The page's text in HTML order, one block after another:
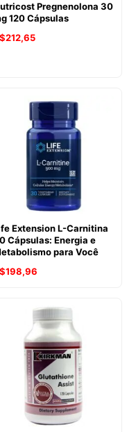
Pregnenolona 30
120 Cápsulas
212,65
Extension L-Carnitina
Cápsulas: Energia e
para Você
198,96